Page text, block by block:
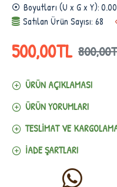
Boyutları (U x G x Y):
Satılan Ürün Sayısı: 68
500,00TL
ÜRÜN AÇIKLAMASI
ÜRÜN YORUMLARI
TESLIMAT VE
İADE ŞARTLARI